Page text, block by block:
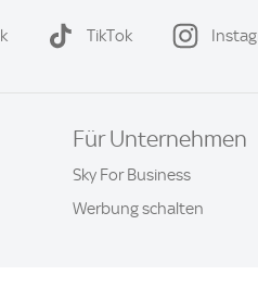
TikTok
Für Unternehmen
Sky For Business
Werbung schalten